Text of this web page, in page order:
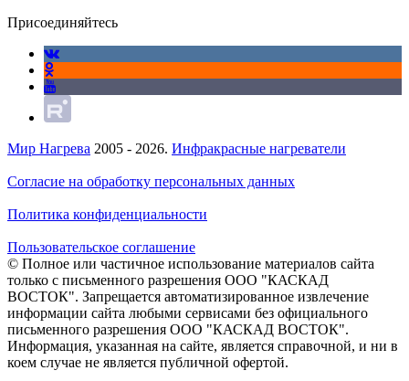
Присоединяйтесь
Мир Нагрева 2005 - 2026. Инфракрасные нагреватели
Согласие на обработку персональных данных
Политика конфиденциальности
Пользовательское соглашение
© Полное или частичное использование материалов сайта
только с письменного разрешения ООО "КАСКАД
ВОСТОК". Запрещается автоматизированное извлечение
информации сайта любыми сервисами без официального
письменного разрешения ООО "КАСКАД ВОСТОК".
Информация, указанная на сайте, является справочной, и ни в
коем случае не является публичной офертой.